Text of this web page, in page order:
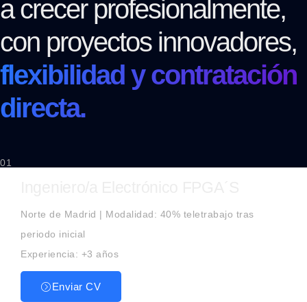
a crecer profesionalmente,
con proyectos innovadores,
flexibilidad y contratación
directa.
01
Norte de Madrid | Modalidad: 40% teletrabajo tras
periodo inicial
Experiencia: +3 años
Enviar CV